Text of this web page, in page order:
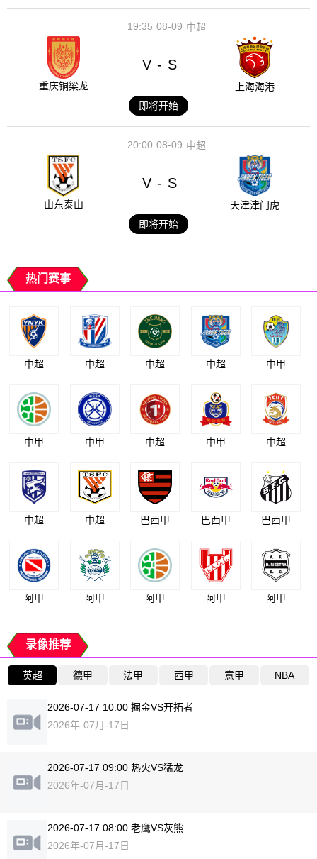
08-09
19:35 中超
重庆铜梁龙
V - S
上海海港
即将开始
08-09
20:00 中超
山东泰山
V - S
天津津门虎
即将开始
热门赛事
中超 中超 中超 中超 中甲
中甲 中甲 中超 中甲 中超
中超 中超 巴西甲 巴西甲 巴西甲
阿甲 阿甲 阿甲 阿甲 阿甲
录像推荐
英超 德甲 法甲 西甲 意甲 NBA
2026-07-17 10:00 掘金VS开拓者
2026年-07月-17日
2026-07-17 09:00 热火VS猛龙
2026年-07月-17日
2026-07-17 08:00 老鹰VS灰熊
2026年-07月-17日